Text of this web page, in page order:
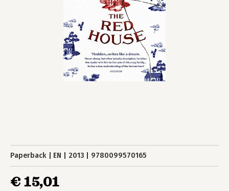
Paperback EN 2013 9780099570165
€ 15,01